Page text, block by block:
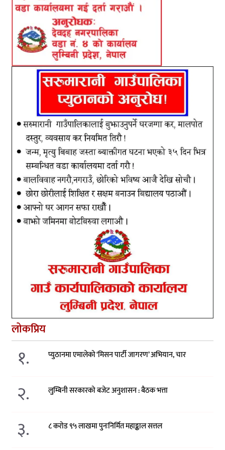
लोकप्रिय
१. प्युठानमा एमालेको ‘मिसन पार्टी जागरण’ अभियान, चार
२. लुम्बिनी सरकारको बजेट अनुशासन : बैठक भत्ता
३. ८ करोड ९५ लाखमा पुनःनिर्मित महाङ्काल सत्तल